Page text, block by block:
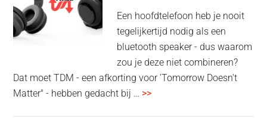
Een hoofdtelefoon heb je nooit
tegelijkertijd nodig als een
bluetooth speaker - dus waarom
zou je deze niet combineren?
Dat moet TDM - een afkorting voor 'Tomorrow Doesn't
Matter" - hebben gedacht bij … >>overHoofdtelefoon